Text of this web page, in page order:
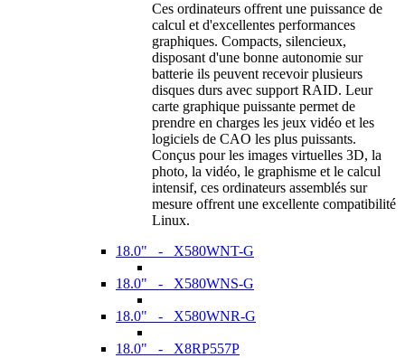
Ces ordinateurs offrent une puissance de
calcul et d'excellentes performances
graphiques. Compacts, silencieux,
disposant d'une bonne autonomie sur
batterie ils peuvent recevoir plusieurs
disques durs avec support RAID. Leur
carte graphique puissante permet de
prendre en charges les jeux vidéo et les
logiciels de CAO les plus puissants.
Conçus pour les images virtuelles 3D, la
photo, la vidéo, le graphisme et le calcul
intensif, ces ordinateurs assemblés sur
mesure offrent une excellente compatibilité
Linux.
18.0" - X580WNT-G
18.0" - X580WNS-G
18.0" - X580WNR-G
18.0" - X8RP557P